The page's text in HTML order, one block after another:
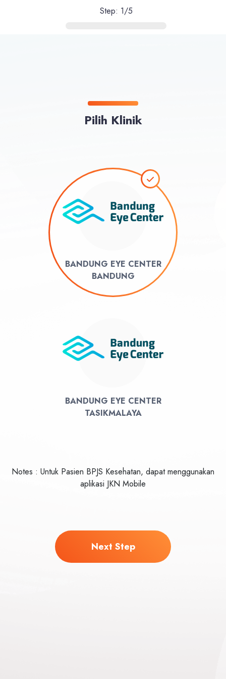
Pilih Klinik
BANDUNG EYE CENTER
BANDUNG
BANDUNG EYE CENTER
TASIKMALAYA
Notes : Untuk Pasien BPJS Kesehatan, dapat menggunakan
aplikasi JKN Mobile
Next Step
Step: 1/5